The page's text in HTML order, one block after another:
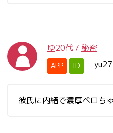
ゆ20代 / 秘密
APP ID
彼氏に内緒で濃厚ベロち